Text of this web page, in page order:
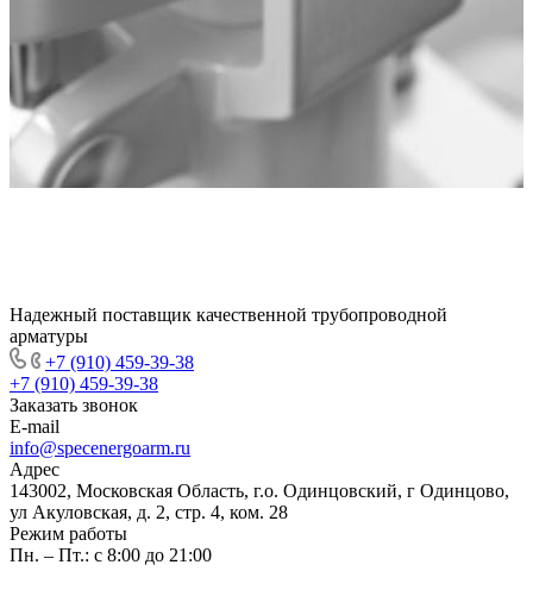
Надежный поставщик качественной трубопроводной
арматуры
+7 (910) 459-39-38
+7 (910) 459-39-38
Заказать звонок
E-mail
info@specenergoarm.ru
Адрес
143002, Московская Область, г.о. Одинцовский, г Одинцово,
ул Акуловская, д. 2, стр. 4, ком. 28
Режим работы
Пн. – Пт.: с 8:00 до 21:00